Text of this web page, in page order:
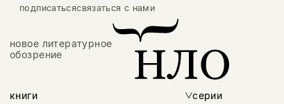
подписатьсясвязаться с нами
новое литературное
обозрение
книги серии